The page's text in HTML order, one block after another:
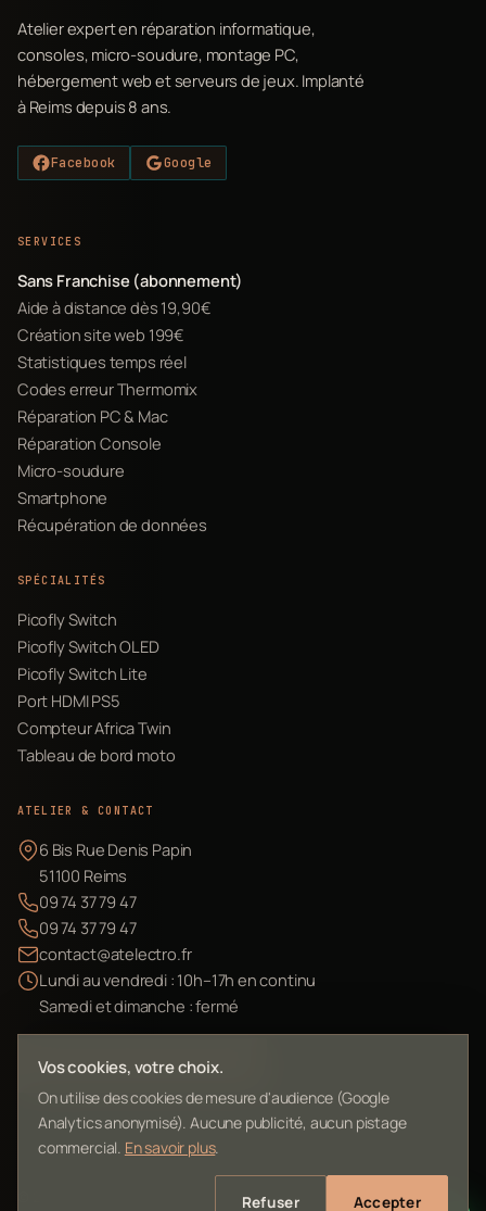
Atelier expert en réparation informatique,
consoles, micro-soudure, montage PC,
hébergement web et serveurs de jeux. Implanté
à Reims depuis 8 ans.
Facebook Google
SERVICES
Sans Franchise (abonnement)
Aide à distance dès 19,90€
Création site web 199€
Statistiques temps réel
Codes erreur Thermomix
Réparation PC & Mac
Réparation Console
Micro-soudure
Smartphone
Récupération de données
SPÉCIALITÉS
Picofly Switch
Picofly Switch OLED
Picofly Switch Lite
Port HDMI PS5
Compteur Africa Twin
Tableau de bord moto
ATELIER & CONTACT
6 Bis Rue Denis Papin
51100 Reims
09 74 37 79 47
09 74 37 79 47
contact@atelectro.fr
Lundi au vendredi : 10h–17h en continu
Samedi et dimanche : fermé
Envoyer mon matériel
L'Atelier Electro Reims — SIRET 10261022700013
Vos cookies, votre choix.
On utilise des cookies de mesure d'audience (Google
Analytics anonymisé). Aucune publicité, aucun pistage
commercial. En savoir plus.
Refuser Accepter